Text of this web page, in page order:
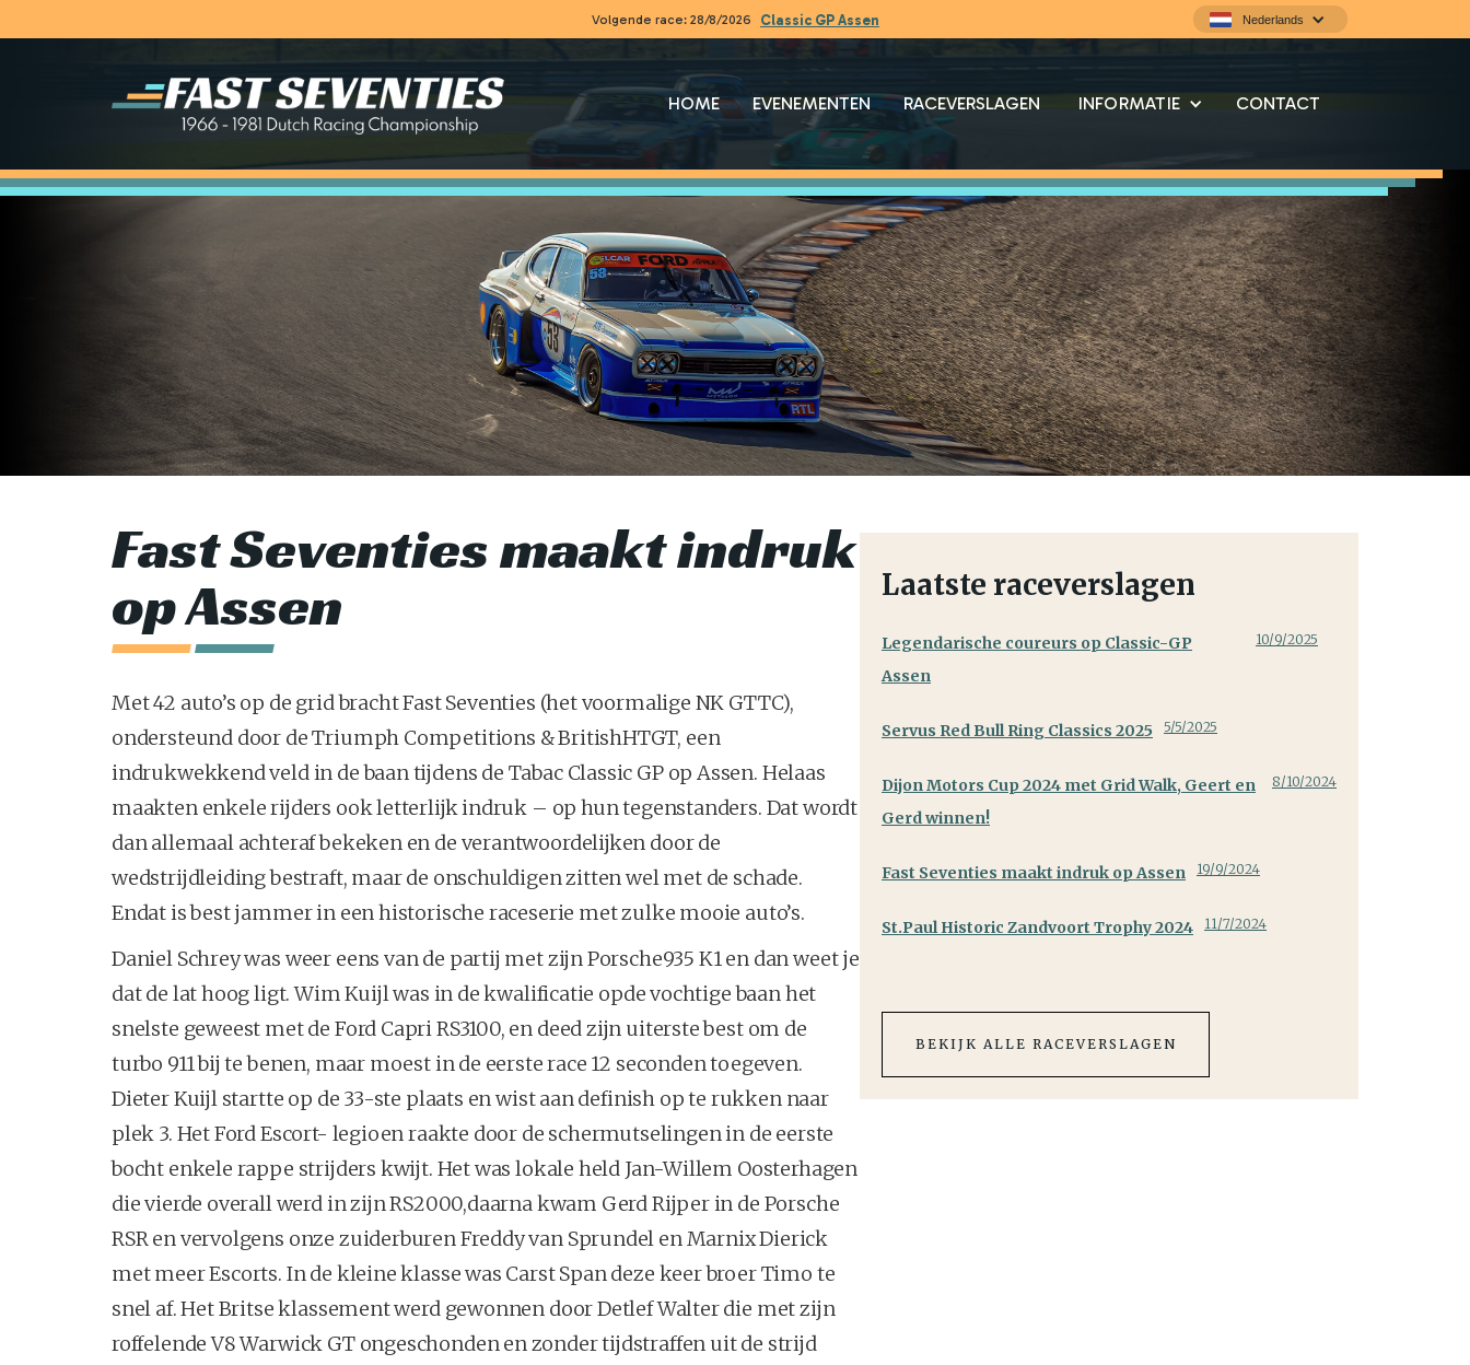
Volgende race: 28/8/2026 Classic GP Assen Nederlands
HOME EVENEMENTEN RACEVERSLAGEN INFORMATIE CONTACT
Fast Seventies maakt indruk
op Assen
Met 42 auto’s op de grid bracht Fast Seventies (het voormalige NK GTTC),
ondersteund door de Triumph Competitions & BritishHTGT, een
indrukwekkend veld in de baan tijdens de Tabac Classic GP op Assen. Helaas
maakten enkele rijders ook letterlijk indruk – op hun tegenstanders. Dat wordt
dan allemaal achteraf bekeken en de verantwoordelijken door de
wedstrijdleiding bestraft, maar de onschuldigen zitten wel met de schade.
Endat is best jammer in een historische raceserie met zulke mooie auto’s.
Daniel Schrey was weer eens van de partij met zijn Porsche935 K1 en dan weet je
dat de lat hoog ligt. Wim Kuijl was in de kwalificatie opde vochtige baan het
snelste geweest met de Ford Capri RS3100, en deed zijn uiterste best om de
turbo 911 bij te benen, maar moest in de eerste race 12 seconden toegeven.
Dieter Kuijl startte op de 33-ste plaats en wist aan definish op te rukken naar
plek 3. Het Ford Escort- legioen raakte door de schermutselingen in de eerste
bocht enkele rappe strijders kwijt. Het was lokale held Jan-Willem Oosterhagen
die vierde overall werd in zijn RS2000,daarna kwam Gerd Rijper in de Porsche
RSR en vervolgens onze zuiderburen Freddy van Sprundel en Marnix Dierick
met meer Escorts. In de kleine klasse was Carst Span deze keer broer Timo te
snel af. Het Britse klassement werd gewonnen door Detlef Walter die met zijn
roffelende V8 Warwick GT ongeschonden en zonder tijdstraffen uit de strijd
Laatste raceverslagen
Legendarische coureurs op Classic-GP
Assen
10/9/2025
Servus Red Bull Ring Classics 2025 5/5/2025
Dijon Motors Cup 2024 met Grid Walk, Geert en
Gerd winnen!
8/10/2024
Fast Seventies maakt indruk op Assen 19/9/2024
St.Paul Historic Zandvoort Trophy 2024 11/7/2024
BEKIJK ALLE RACEVERSLAGEN